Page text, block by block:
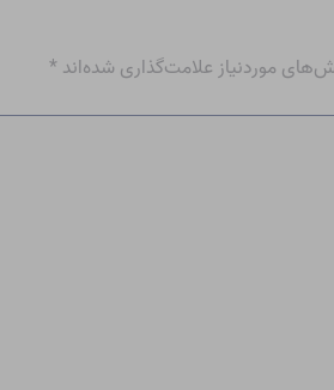
موردنیاز علامت‌گذاری شده‌اند *